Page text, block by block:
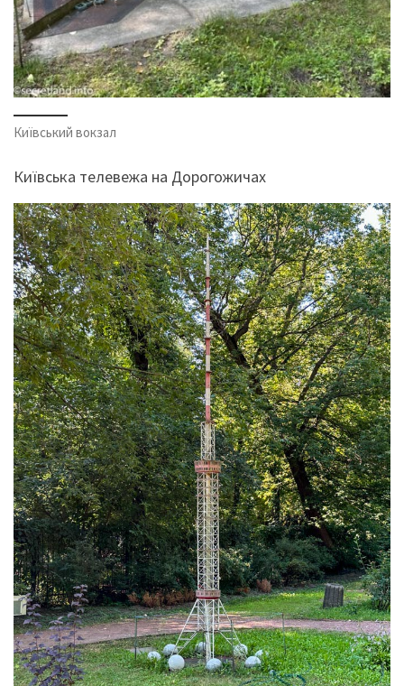
Київський вокзал
Київська телевежа на Дорогожичах